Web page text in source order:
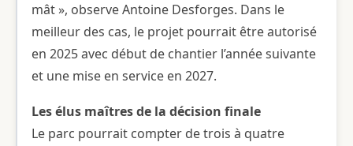
mât », observe Antoine Desforges. Dans le
meilleur des cas, le projet pourrait être autorisé
en 2025 avec début de chantier l’année suivante
et une mise en service en 2027.
Les élus maîtres de la décision finale
Le parc pourrait compter de trois à quatre